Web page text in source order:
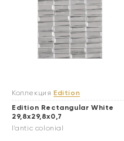
Коллекция Edition
Edition Rectangular White
29,8x29,8x0,7
l'antic colonial